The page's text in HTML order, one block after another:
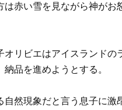
は赤い雪を見ながら神が
オリビエはアイスランド
品を進めようとする。
自然現象だと言う息子に激